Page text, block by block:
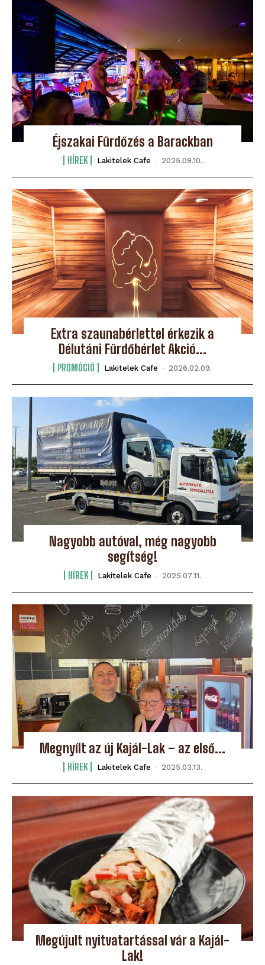
Éjszakai Fürdőzés a Barackban
HÍREK Lakitelek Cafe - 2025.09.10.
Extra szaunabérlettel érkezik a
Délutáni Fürdőbérlet Akció...
PROMÓCIÓ Lakitelek Cafe - 2026.02.09.
Nagyobb autóval, még nagyobb
segítség!
HÍREK Lakitelek Cafe - 2025.07.11.
Megnyílt az új Kajál-Lak – az első...
HÍREK Lakitelek Cafe - 2025.03.13.
Megújult nyitvatartással vár a Kajál-
Lak!